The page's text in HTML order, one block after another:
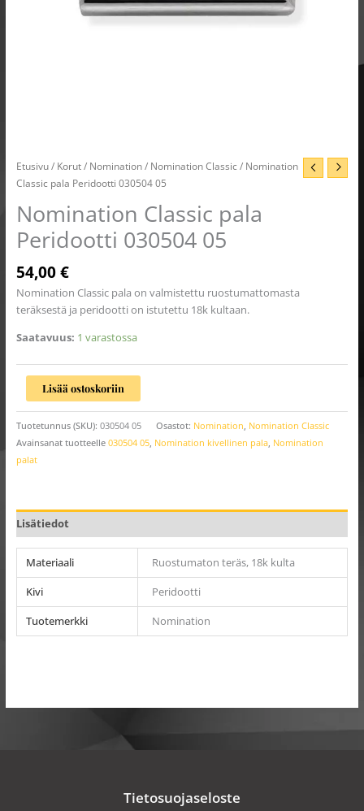
Etusivu/ Korut/ Nomination/ Nomination Classic/ Nomination
Classic pala Peridootti 030504 05
Nomination Classic pala
Peridootti 030504 05
54,00€
Nomination Classic pala on valmistettu ruostumattomasta
teräksestä ja peridootti on istutettu 18k kultaan.
Saatavuus: 1 varastossa
Lisää ostoskoriin
Tuotetunnus (SKU): 030504 05 Osastot: Nomination, Nomination Classic
Avainsanat tuotteelle 030504 05, Nomination kivellinen pala, Nomination
palat
Lisätiedot
Materiaali
Ruostumaton teräs, 18k kulta
Kivi
Peridootti
Tuotemerkki
Nomination
Tietosuojaseloste